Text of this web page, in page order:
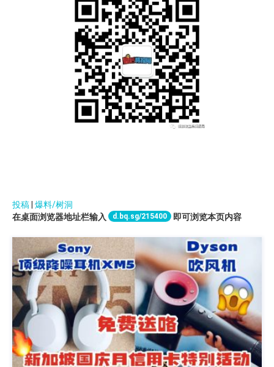
投稿| 爆料/树洞
在桌面浏览器地址栏输入
d.bq.sg/215400 即可浏览本页内容